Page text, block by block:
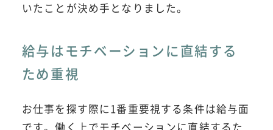
いたことが決め手となりました。
給与はモチベーションに直結する
ため重視
お仕事を探す際に1番重要視する条件は給与面
です。働く上でモチベーションに直結するた